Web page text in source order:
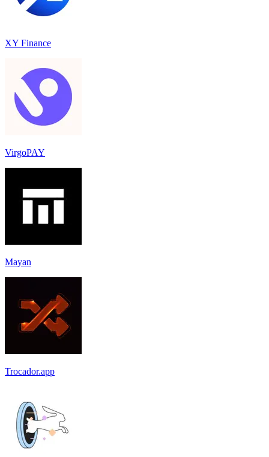
XY Finance
VirgoPAY
Mayan
Trocador.app